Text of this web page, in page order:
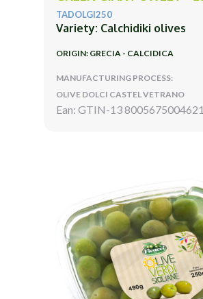
TADOLGI250
Variety: Calchidiki olives
ORIGIN: GRECIA - CALCIDICA
MANUFACTURING PROCESS:
OLIVE DOLCI CASTEL VETRANO
Ean: GTIN-13 8005675004621